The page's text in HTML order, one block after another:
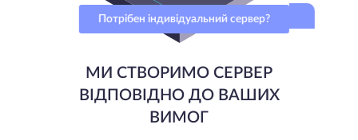
Потрібен індивідуальний сервер?
МИ СТВОРИМО СЕРВЕР
ВІДПОВІДНО ДО ВАШИХ
ВИМОГ